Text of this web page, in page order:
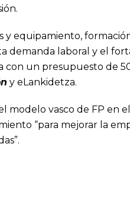
equipamiento,
demanda laboral y el
con un presupuesto de
y eLankidetza.
modelo vasco de FP en
“para mejorar la